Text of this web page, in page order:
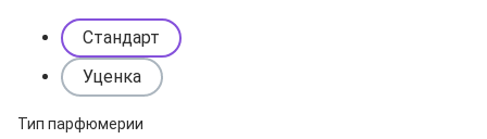
Стандарт
Уценка
Тип парфюмерии